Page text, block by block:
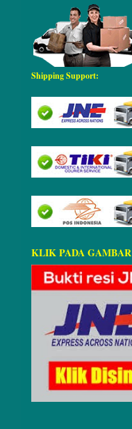
Shipping Support:
KLIK PADA GAMBAR